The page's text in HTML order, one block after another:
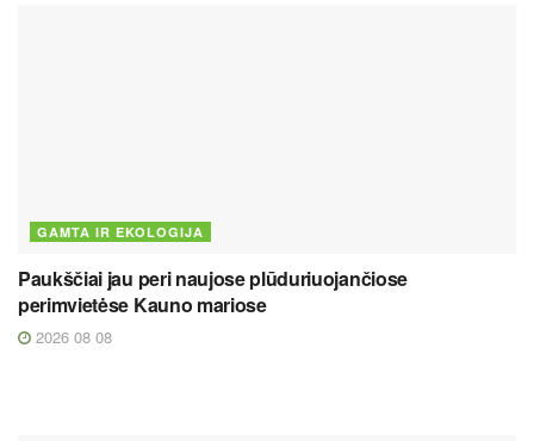
GAMTA IR EKOLOGIJA
Paukščiai jau peri naujose plūduriuojančiose
perimvietėse Kauno mariose
2026 08 08